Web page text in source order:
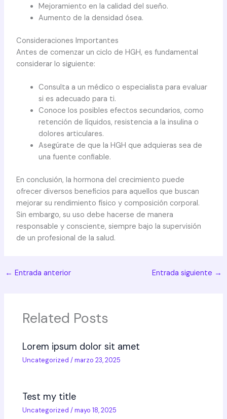
Mejoramiento en la calidad del sueño.
Aumento de la densidad ósea.
Consideraciones Importantes
Antes de comenzar un ciclo de HGH, es fundamental
considerar lo siguiente:
Consulta a un médico o especialista para evaluar
si es adecuado para ti.
Conoce los posibles efectos secundarios, como
retención de líquidos, resistencia a la insulina o
dolores articulares.
Asegúrate de que la HGH que adquieras sea de
una fuente confiable.
En conclusión, la hormona del crecimiento puede
ofrecer diversos beneficios para aquellos que buscan
mejorar su rendimiento físico y composición corporal.
Sin embargo, su uso debe hacerse de manera
responsable y consciente, siempre bajo la supervisión
de un profesional de la salud.
← Entrada anterior Entrada siguiente →
Related Posts
Lorem ipsum dolor sit amet
Uncategorized /marzo 23, 2025
Test my title
Uncategorized /mayo 18, 2025